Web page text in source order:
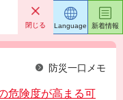
閉じる
防災一口メモ
危険度が高まる可
Language 新着情報